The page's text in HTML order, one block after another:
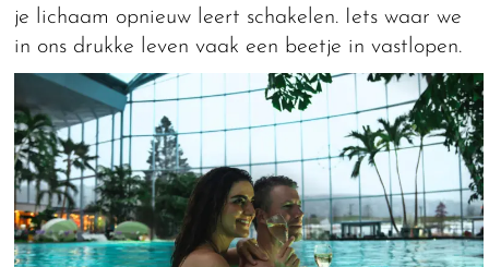
je lichaam opnieuw leert schakelen. Iets waar we
in ons drukke leven vaak een beetje in vastlopen.